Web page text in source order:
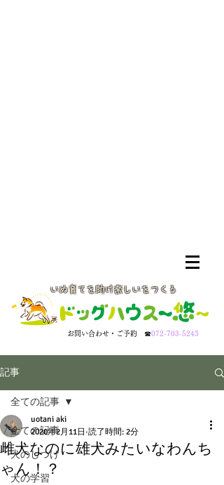
いぬ育てを助け楽しいをつくる
​お問い合わせ・ご予約 ☎072-703-5243
記事
全ての記事
犬のしつけ
犬の学習
全ての記事
雌犬なのに雄犬みたいなわんち
ゃん！？
uotani aki
2020年2月11日 読了時間: 2分